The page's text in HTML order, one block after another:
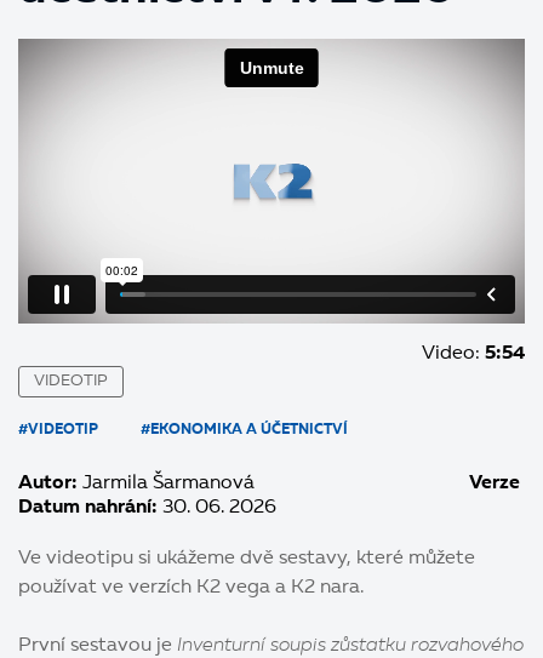
Video: 5:54
VIDEOTIP
#VIDEOTIP #EKONOMIKA A ÚČETNICTVÍ
Autor: Jarmila Šarmanová
Datum nahrání: 30. 06. 2026
Verze
Ve videotipu si ukážeme dvě sestavy, které můžete
používat ve verzích K2 vega a K2 nara.
První sestavou je Inventurní soupis zůstatku rozvahového